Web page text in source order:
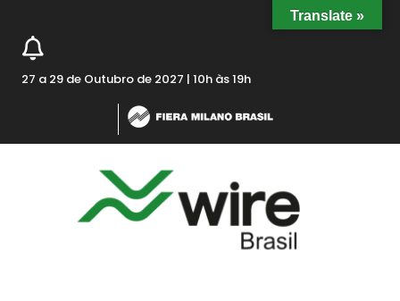
27 a 29 de Outubro de 2027 | 10h às 19h
Translate »